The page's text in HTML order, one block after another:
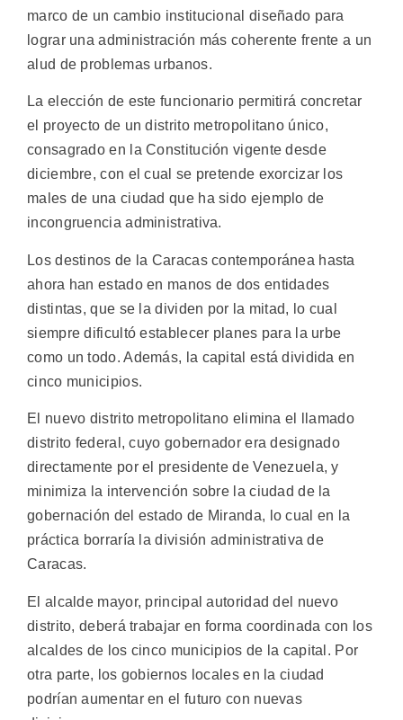
marco de un cambio institucional diseñado para
lograr una administración más coherente frente a un
alud de problemas urbanos.
La elección de este funcionario permitirá concretar
el proyecto de un distrito metropolitano único,
consagrado en la Constitución vigente desde
diciembre, con el cual se pretende exorcizar los
males de una ciudad que ha sido ejemplo de
incongruencia administrativa.
Los destinos de la Caracas contemporánea hasta
ahora han estado en manos de dos entidades
distintas, que se la dividen por la mitad, lo cual
siempre dificultó establecer planes para la urbe
como un todo. Además, la capital está dividida en
cinco municipios.
El nuevo distrito metropolitano elimina el llamado
distrito federal, cuyo gobernador era designado
directamente por el presidente de Venezuela, y
minimiza la intervención sobre la ciudad de la
gobernación del estado de Miranda, lo cual en la
práctica borraría la división administrativa de
Caracas.
El alcalde mayor, principal autoridad del nuevo
distrito, deberá trabajar en forma coordinada con los
alcaldes de los cinco municipios de la capital. Por
otra parte, los gobiernos locales en la ciudad
podrían aumentar en el futuro con nuevas